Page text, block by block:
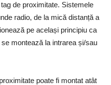
de proximitate. Sistemele
radio, de la mică distanță a
pe același principiu ca
montează la intrarea și/sau
poate fi montat atât